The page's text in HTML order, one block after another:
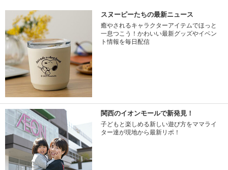
スヌーピーたちの最新ニュース
癒やされるキャラクターアイテムでほっと
一息つこう！かわいい最新グッズやイベン
ト情報を毎日配信
関西のイオンモールで新発見！
子どもと楽しめる新しい遊び方をママライ
ター達が現地から最新リポ！